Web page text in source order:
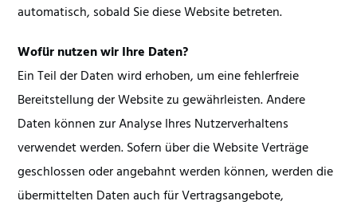
automatisch, sobald Sie diese Website betreten.
Wofür nutzen wir Ihre Daten?
Ein Teil der Daten wird erhoben, um eine fehlerfreie
Bereitstellung der Website zu gewährleisten. Andere
Daten können zur Analyse Ihres Nutzerverhaltens
verwendet werden. Sofern über die Website Verträge
geschlossen oder angebahnt werden können, werden die
übermittelten Daten auch für Vertragsangebote,